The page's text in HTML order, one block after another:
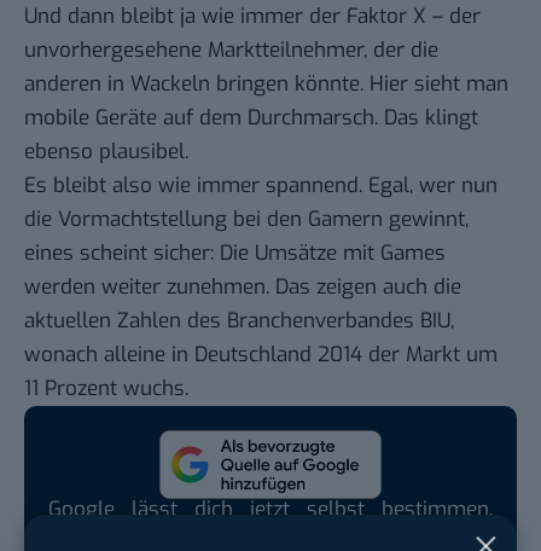
Und dann bleibt ja wie immer der Faktor X – der
unvorhergesehene Marktteilnehmer, der die
anderen in Wackeln bringen könnte. Hier sieht man
mobile Geräte auf dem Durchmarsch. Das klingt
ebenso plausibel.
Es bleibt also wie immer spannend. Egal, wer nun
die Vormachtstellung bei den Gamern gewinnt,
eines scheint sicher: Die Umsätze mit Games
werden weiter zunehmen. Das zeigen auch die
aktuellen Zahlen des Branchenverbandes BIU,
wonach alleine in Deutschland 2014 der Markt um
11 Prozent wuchs.
Google lässt dich jetzt selbst bestimmen,
welche Quellen du in der Suche häufiger